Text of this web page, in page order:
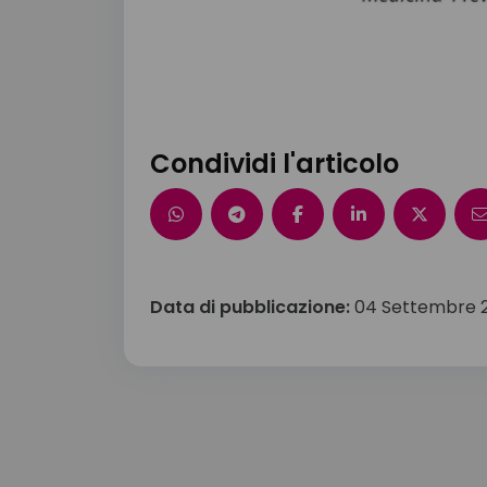
Condividi l'articolo
Data di pubblicazione:04 Settembre